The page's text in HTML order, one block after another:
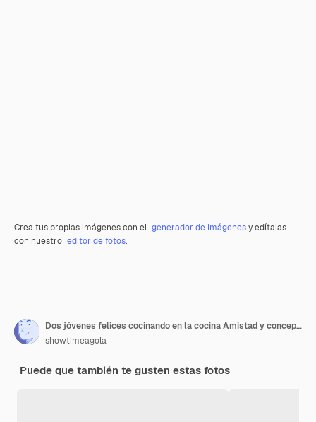
Crea tus propias imágenes con el generador de imágenesy edítalas
con nuestro editor de fotos.
Dos jóvenes felices cocinando en la cocina Amistad y concepto culinario
showtimeagola
Puede que también te gusten estas fotos